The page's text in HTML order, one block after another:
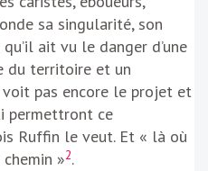
sa singularité, son
ait vu le danger d’une
du territoire et un
pas encore le projet et
permettront ce
Ruffin le veut. Et « là où
»2.